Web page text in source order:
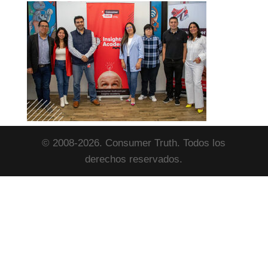
© 2008-2026. Consumer Truth. Todos los
derechos reservados.